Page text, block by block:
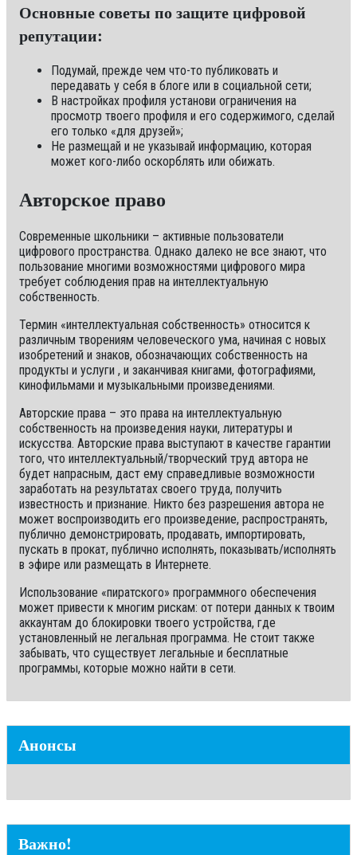
Основные советы по защите цифровой
репутации:
Подумай, прежде чем что-то публиковать и
передавать у себя в блоге или в социальной сети;
В настройках профиля установи ограничения на
просмотр твоего профиля и его содержимого, сделай
его только «для друзей»;
Не размещай и не указывай информацию, которая
может кого-либо оскорблять или обижать.
Авторское право
Современные школьники – активные пользователи
цифрового пространства. Однако далеко не все знают, что
пользование многими возможностями цифрового мира
требует соблюдения прав на интеллектуальную
собственность.
Термин «интеллектуальная собственность» относится к
различным творениям человеческого ума, начиная с новых
изобретений и знаков, обозначающих собственность на
продукты и услуги , и заканчивая книгами, фотографиями,
кинофильмами и музыкальными произведениями.
Авторские права – это права на интеллектуальную
собственность на произведения науки, литературы и
искусства. Авторские права выступают в качестве гарантии
того, что интеллектуальный/творческий труд автора не
будет напрасным, даст ему справедливые возможности
заработать на результатах своего труда, получить
известность и признание. Никто без разрешения автора не
может воспроизводить его произведение, распространять,
публично демонстрировать, продавать, импортировать,
пускать в прокат, публично исполнять, показывать/исполнять
в эфире или размещать в Интернете.
Использование «пиратского» программного обеспечения
может привести к многим рискам: от потери данных к твоим
аккаунтам до блокировки твоего устройства, где
установленный не легальная программа. Не стоит также
забывать, что существует легальные и бесплатные
программы, которые можно найти в сети.
Анонсы
Важно!